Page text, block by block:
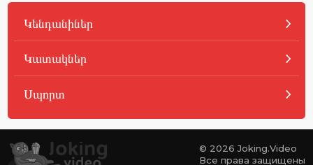
Կենդանիներ
Կատակներ
Սպորտ
© 2026 Joking.Video
Все права защищены